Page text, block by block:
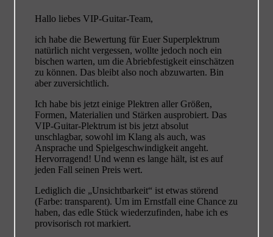
Hallo liebes VIP-Guitar-Team,
ich habe die Bewertung für Euer Superplektrum
natürlich nicht vergessen, wollte jedoch noch ein
bischen warten, um die Abriebfestigkeit einschätzen
zu können. Das bleibt also noch abzuwarten. Bin
aber zuversichtlich.
Ich habe bis jetzt einige Plektren aller Größen,
Formen, Materialien und Stärken ausprobiert. Das
VIP-Guitar-Plektrum ist bis jetzt absolut
unschlagbar, sowohl im Klang als auch, was
Ansprache und Spielgeschwindigkeit angeht.
Hervorragend! Und wenn es lange hält, ist es auf
jeden Fall seinen Preis wert.
Lediglich die „Unsichtbarkeit“ ist etwas störend
(Farbe: transparent). Um im Ernstfall eine Chance zu
haben, das edle Stück wiederzufinden, habe ich es
provisorisch rot markiert.